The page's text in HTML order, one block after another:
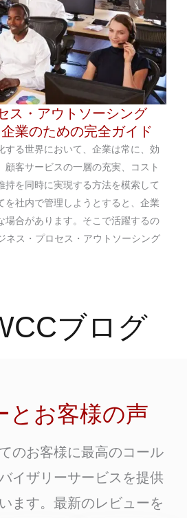
ス・アウトソーシング
企業のための完全ガイド
する世界において、企業は常に、効
顧客サービスの一層の充実、コスト
持を同時に実現する方法を模索して
を社内で管理しようとすると、企業
場合があります。そこで活躍するの
ネス・プロセス・アウトソーシング
ブログ
とお客様の声
のお客様に最高のコール
イザリーサービスを提供
ます。最新のレビューを